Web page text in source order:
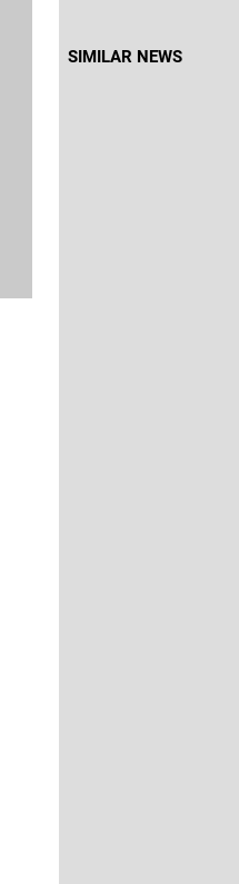
SIMILAR NEWS